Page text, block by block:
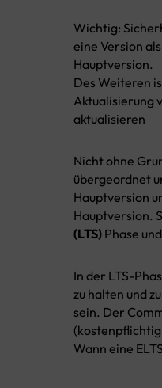
Wichtig:
eine Version
Hauptversion.
Des Weiteren
Aktualisierung
aktualisieren
Nicht ohne
übergeordnet
Hauptversion
Hauptversion.
(LTS) Phase
In der LTS-
zu halten und
sein. Der
Wann eine